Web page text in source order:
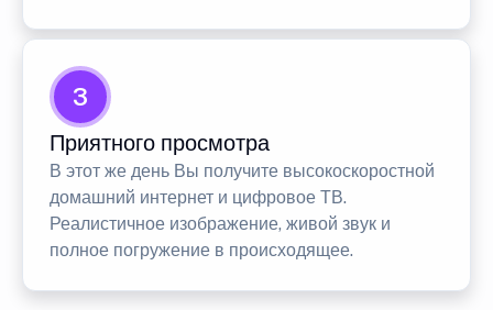
3
Приятного просмотра
В этот же день Вы получите высокоскоростной
домашний интернет и цифровое ТВ.
Реалистичное изображение, живой звук и
полное погружение в происходящее.